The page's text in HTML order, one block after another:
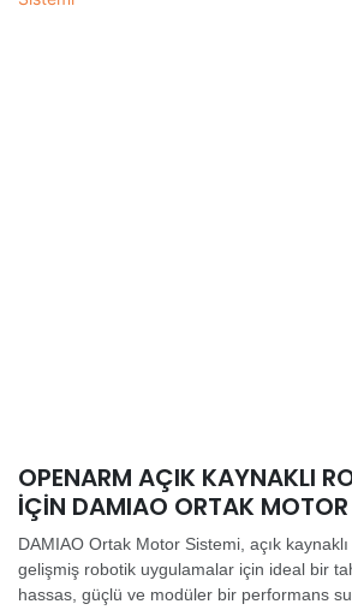
OPENARM AÇIK KAYNAKLI
IÇIN DAMIAO ORTAK MOTOR
DAMIAO Ortak Motor Sistemi, açık
gelişmiş robotik uygulamalar için ideal bir
hassas, güçlü ve modüler bir performans